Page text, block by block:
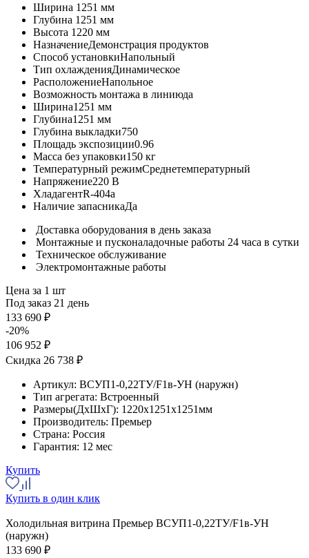
Ширина 1251 мм
Глубина 1251 мм
Высота 1220 мм
НазначениеДемонстрация продуктов
Способ установкиНапольный
Тип охлажденияДинамическое
РасположениеНапольное
Возможность монтажа в линиюда
Ширина1251 мм
Глубина1251 мм
Глубина выкладки750
Площадь экспозиции0.96
Масса без упаковки150 кг
Температурный режимСреднетемпературный
Напряжение220 В
ХладагентR-404a
Наличие запасникаДа
Доставка оборудования в день заказа
Монтажные и пусконаладочные работы 24 часа в сутки
Техническое обслуживание
Электромонтажные работы
Цена за 1 шт
Под заказ 21 день
133 690 ₽
-20%
106 952 ₽
Скидка 26 738 ₽
Артикул: ВСУП1-0,22ТУ/F1в-УН (наружн)
Тип агрегата: Встроенный
Размеры(ДхШхГ): 1220x1251x1251мм
Производитель: Премьер
Страна: Россия
Гарантия: 12 мес
Купить
Купить в один клик
Холодильная витрина Премьер ВСУП1-0,22ТУ/F1в-УН
(наружн)
133 690 ₽